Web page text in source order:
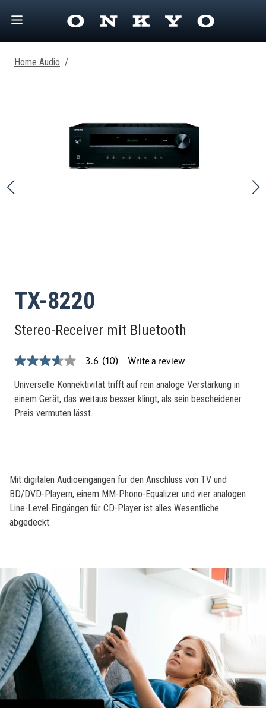
Home Audio /
TX-8220
Stereo-Receiver mit Bluetooth
3.6
of
stars,
average
page
link.
3.6 (10) Write a review
Universelle Konnektivität trifft auf rein analoge Verstärkung in
einem Gerät, das weitaus besser klingt, als sein bescheidener
Preis vermuten lässt.
Mit digitalen Audioeingängen für den Anschluss von TV und
BD/DVD-Playern, einem MM-Phono-Equalizer und vier analogen
Line-Level-Eingängen für CD-Player ist alles Wesentliche
abgedeckt.